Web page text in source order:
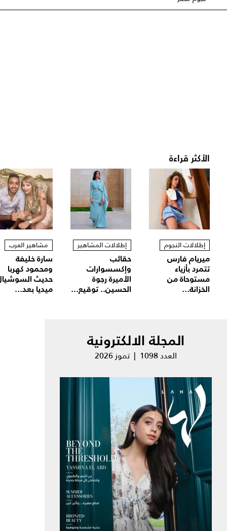
الأكثر قراءة
إطلالات النجوم
ميريام فارس
تتمرد بأزياء
مستوحاة من
الخزانة...
إطلالات المشاهير
حقائب
وإكسسوارات
الأميرة رجوة
الحسين.. توقيع...
مشاهير العرب
سارة خليفة
ومحمود كهربا
حديث
ميديا بعد...
المجلة الالكترونية
العدد 1098 | تموز 2026